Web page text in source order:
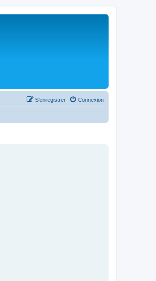
Connexion
S’enregistrer